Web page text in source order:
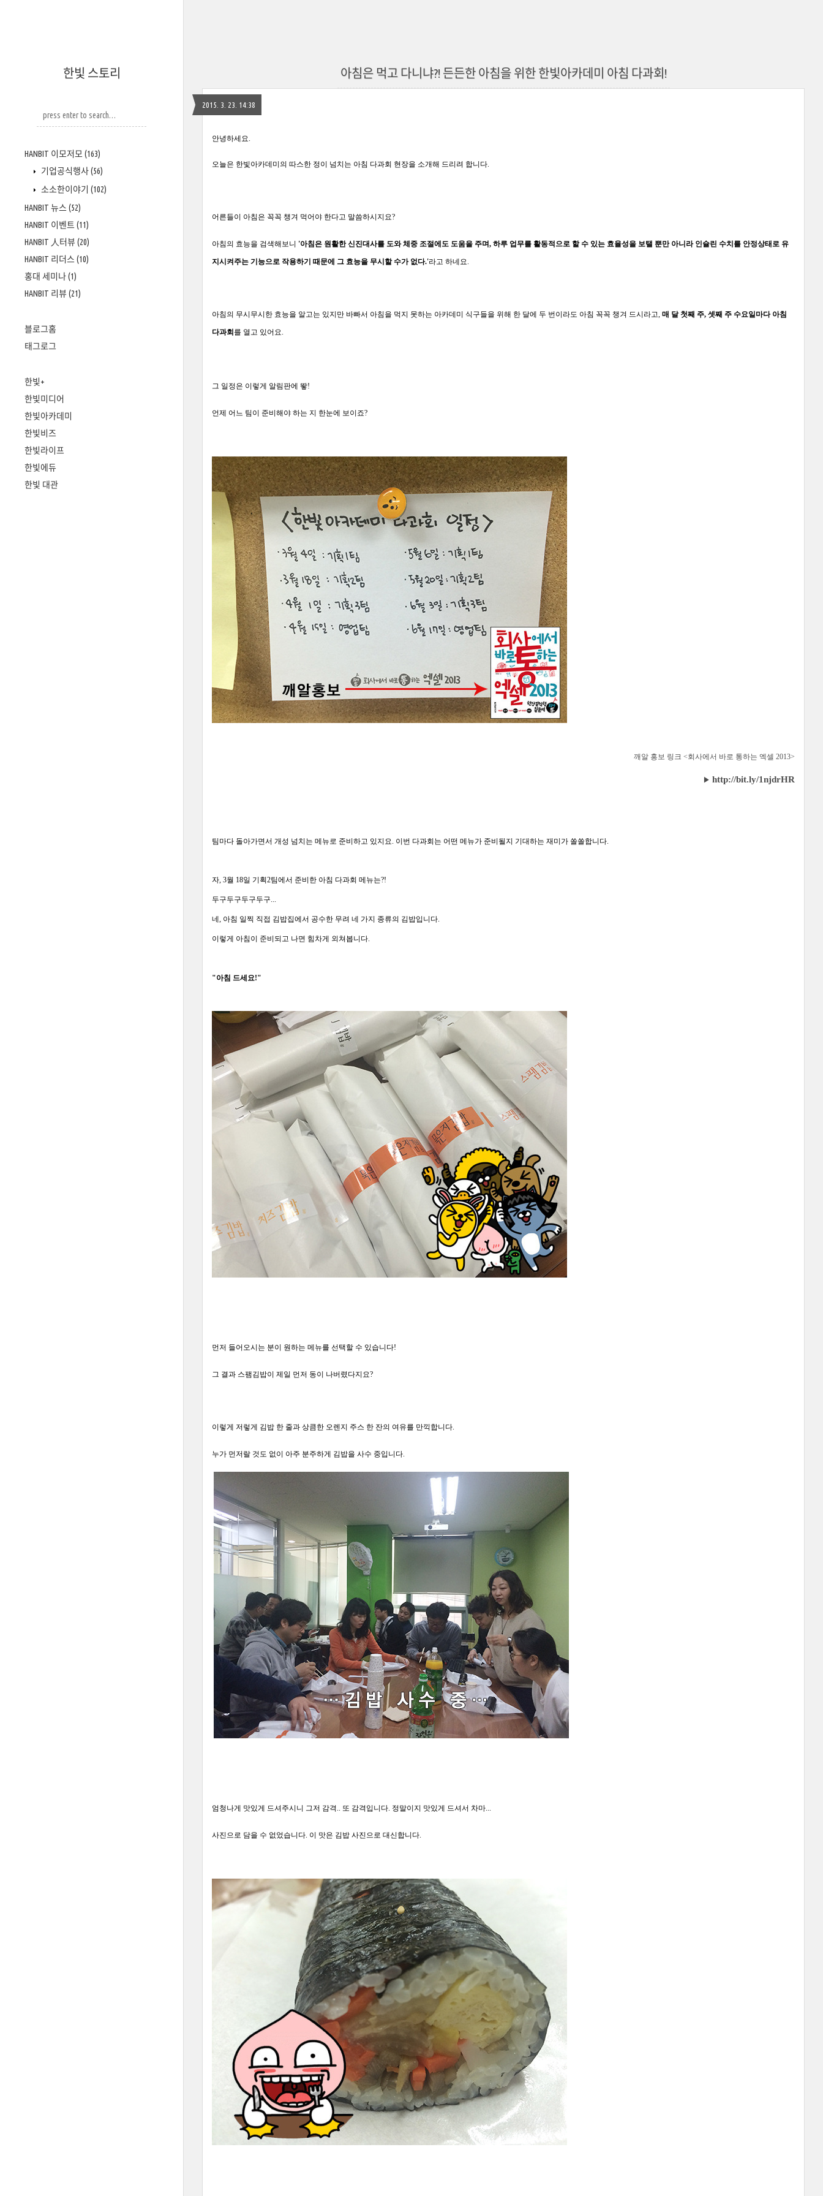
한빛 스토리
HANBIT 이모저모 (163)
기업공식행사(56)
소소한이야기 (102)
HANBIT 뉴스 (52)
HANBIT 이벤트 (11)
HANBIT 人터뷰 (20)
HANBIT 리더스 (10)
홍대 세미나(1)
HANBIT 리뷰 (21)
블로그홈
태그로그
한빛+
한빛미디어
한빛아카데미
한빛비즈
한빛라이프
한빛에듀
한빛 대관
아침은 먹고 다니냐?! 든든한 아침을 위한 한빛아카데미 아침 다과회!
2015. 3. 23. 14:38
안녕하세요.
오늘은 한빛아카데미의 따스한 정이 넘치는 아침 다과회 현장을 소개해 드리려 합니다.
어른들이 아침은 꼭꼭 챙겨 먹어야 한다고 말씀하시지요?
아침의 효능을 검색해보니 '아침은 원활한 신진대사를 도와 체중 조절에도 도움을 주며, 하루 업무를 활동적으로 할 수 있는 효율성을 보탤 뿐만 아니라 인슐린 수치를 안정상태로 유
지시켜주는 기능으로 작용하기 때문에 그 효능을 무시할 수가 없다.'라고 하네요.
아침의 무시무시한 효능을 알고는 있지만 바빠서 아침을 먹지 못하는 아카데미 식구들을 위해 한 달에 두 번이라도 아침 꼭꼭 챙겨 드시라고, 매 달 첫째 주, 셋째 주 수요일마다 아침
다과회 를 열고 있어요.
그 일정은 이렇게 알림판에 뙇!
언제 어느 팀이 준비해야 하는 지 한눈에 보이죠?
깨알 홍보 링크 <회사에서 바로 통하는 엑셀 2013>
▶ http://bit.ly/1njdrHR
팀마다 돌아가면서 개성 넘치는 메뉴로 준비하고 있지요. 이번 다과회는 어떤 메뉴가 준비될지 기대하는 재미가 쏠쏠합니다.
자, 3월 18일 기획2팀에서 준비한 아침 다과회 메뉴는?!
두구두구두구두구...
네, 아침 일찍 직접 김밥집에서 공수한 무려 네 가지 종류의 김밥입니다.
이렇게 아침이 준비되고 나면 힘차게 외쳐봅니다.
"아침 드세요!"
먼저 들어오시는 분이 원하는 메뉴를 선택할 수 있습니다!
그 결과 스팸김밥이 제일 먼저 동이 나버렸다지요?
이렇게 저렇게 김밥 한 줄과 상큼한 오렌지 주스 한 잔의 여유를 만끽합니다.
누가 먼저랄 것도 없이 아주 분주하게 김밥을 사수 중입니다.
엄청나게 맛있게 드셔주시니 그저 감격.. 또 감격입니다. 정말이지 맛있게 드셔서 차마...
사진으로 담을 수 없었습니다. 이 맛은 김밥 사진으로 대신합니다.